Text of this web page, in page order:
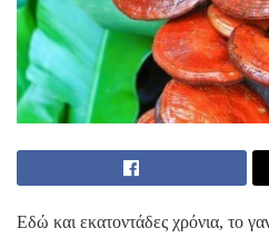
Εδώ και εκατοντάδες χρόνια, το